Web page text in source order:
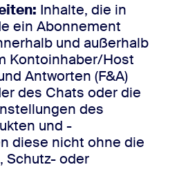
Inhalte, die in
ein Abonnement
und außerhalb
Kontoinhaber/Host
Antworten (F&A)
des Chats oder die
des
und -
diese nicht ohne die
Schutz- oder